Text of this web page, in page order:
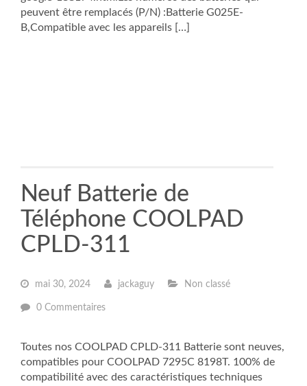
peuvent être remplacés (P/N) :Batterie G025E-
B,Compatible avec les appareils […]
Neuf Batterie de
Téléphone COOLPAD
CPLD-311
mai 30, 2024 jackaguy Non classé
0 Commentaires
Toutes nos COOLPAD CPLD-311 Batterie sont neuves,
compatibles pour COOLPAD 7295C 8198T. 100% de
compatibilité avec des caractéristiques techniques